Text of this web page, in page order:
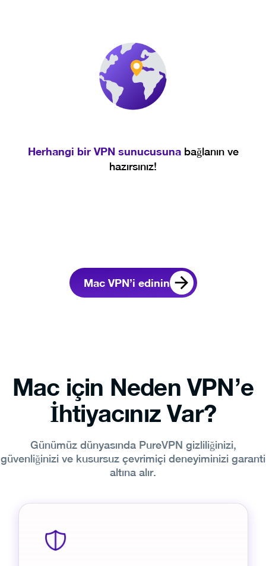
Herhangi bir VPN sunucusunabağlanın ve
hazırsınız!
Mac VPN’i edinin
Mac için Neden VPN’e
İhtiyacınız Var?
Günümüz dünyasında PureVPN gizliliğinizi,
güvenliğinizi ve kusursuz çevrimiçi deneyiminizi garanti
altına alır.